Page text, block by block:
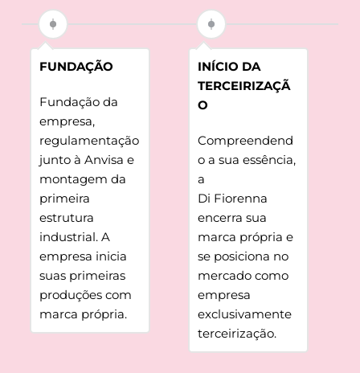
FUNDAÇÃO
Fundação da
empresa,
regulamentação
junto à Anvisa e
montagem da
primeira
estrutura
industrial. A
empresa inicia
suas primeiras
produções com
marca própria.
INÍCIO DA
TERCEIRIZAÇÃ
O
Compreendend
o a sua essência,
a
Di Fiorenna
encerra sua
marca própria e
se posiciona no
mercado como
empresa
exclusivamente
terceirização.